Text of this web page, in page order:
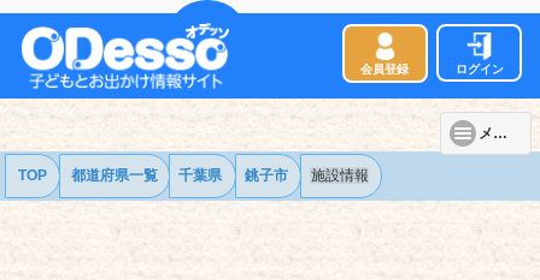
会員登録 ログイン
メニュー
TOP 都道府県一覧 千葉県 銚子市 施設情報